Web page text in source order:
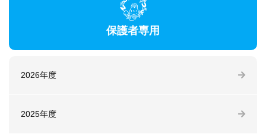
保護者専用
2026年度
2025年度